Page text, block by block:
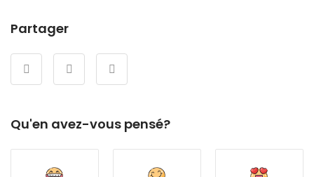
Partager
Qu'en avez-vous pensé?